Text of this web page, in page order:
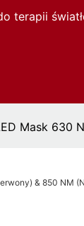
terapii
Mask 630